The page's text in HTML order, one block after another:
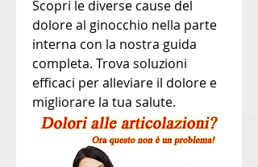
Scopri le diverse cause del
dolore al ginocchio nella parte
interna con la nostra guida
completa. Trova soluzioni
efficaci per alleviare il dolore e
migliorare la tua salute.